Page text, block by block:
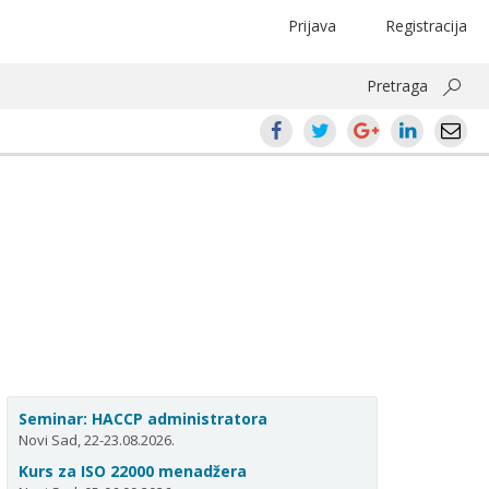
Registracija
Prijava
Pretraga
Seminar: HACCP administratora
Novi Sad, 22-23.08.2026.
Kurs za ISO 22000 menadžera